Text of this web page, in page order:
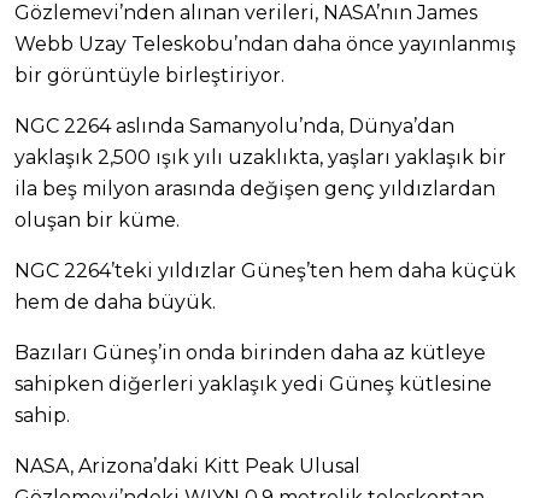
Gözlemevi’nden alınan verileri, NASA’nın James
Webb Uzay Teleskobu’ndan daha önce yayınlanmış
bir görüntüyle birleştiriyor.
NGC 2264 aslında Samanyolu’nda, Dünya’dan
yaklaşık 2,500 ışık yılı uzaklıkta, yaşları yaklaşık bir
ila beş milyon arasında değişen genç yıldızlardan
oluşan bir küme.
NGC 2264’teki yıldızlar Güneş’ten hem daha küçük
hem de daha büyük.
Bazıları Güneş’in onda birinden daha az kütleye
sahipken diğerleri yaklaşık yedi Güneş kütlesine
sahip.
NASA, Arizona’daki Kitt Peak Ulusal